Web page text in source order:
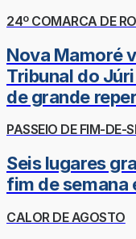
24º COMARCA DE RO
Nova Mamoré
Tribunal do
de grande
PASSEIO DE FIM-DE-
Seis lugares
fim de semana
CALOR DE AGOSTO